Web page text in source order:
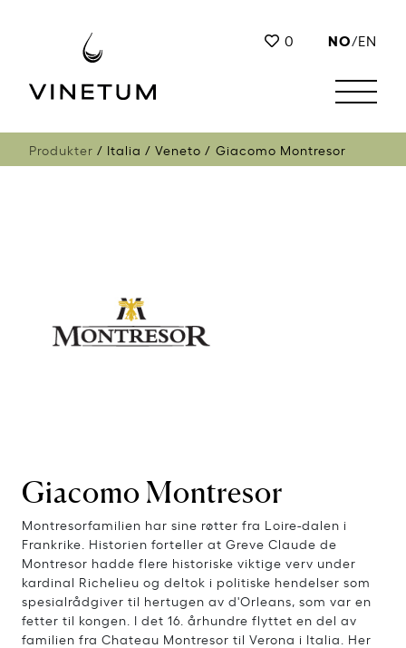
0 NO/EN
Produkter Italia Veneto Giacomo Montresor
Giacomo Montresor
Montresorfamilien har sine røtter fra Loire-dalen i
Frankrike. Historien forteller at Greve Claude de
Montresor hadde flere historiske viktige verv under
kardinal Richelieu og deltok i politiske hendelser som
spesialrådgiver til hertugen av d'Orleans, som var en
fetter til kongen. I det 16. århundre flyttet en del av
familien fra Chateau Montresor til Verona i Italia. Her